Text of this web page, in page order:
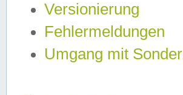
Versionierung
Fehlermeldungen
Umgang mit